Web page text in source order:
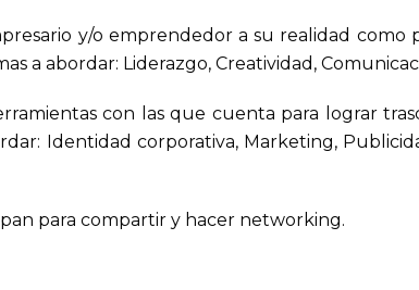
y/o emprendedor a su realidad como
a abordar: Liderazgo, Creatividad,
con las que cuenta para lograr
Identidad corporativa, Marketing,
para compartir y hacer networking.